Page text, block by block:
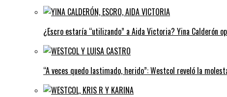
¿Escro estaría “utilizando” a Aida Victoria? Yina Calderón
“A veces quedo lastimado, herido”: Westcol reveló la